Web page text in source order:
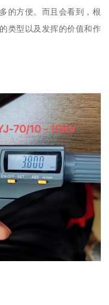
的方便。而且会看到，根
类型以及发挥的价值和作